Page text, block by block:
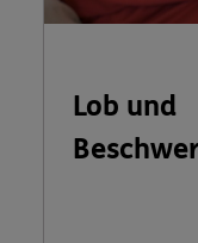
Lob und